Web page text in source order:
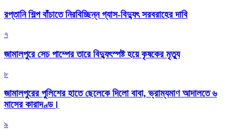
রপ্তানি শিল্প বাঁচাতে নিরবিচ্ছিন্ন গ্যাস-বিদ্যুৎ সরবরাহের দাবি
৭
জামালপুরে সেচ পাম্পের তারে বিদ্যুৎস্পষ্ট হয়ে কৃষকের মৃত্যু
৮
জামালপুরের পুলিশের হাতে ছেলেকে দিলো বাবা, ভ্রাম্যমাণ আদালতে ৬
মাসের কারাদণ্ড।
৯